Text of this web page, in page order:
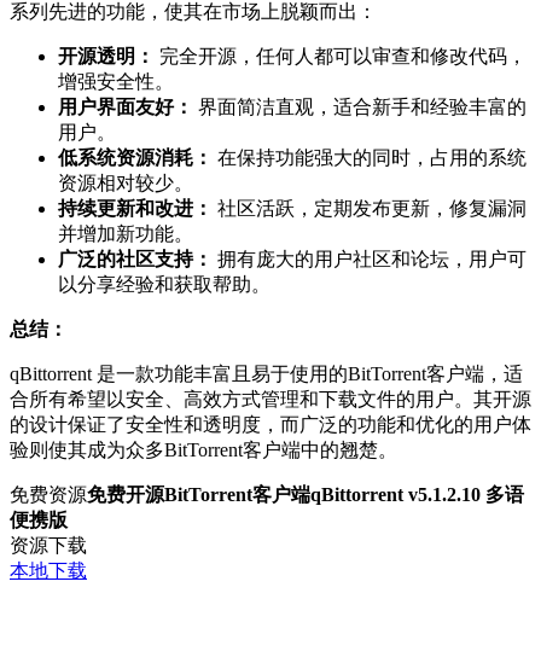
系列先进的功能，使其在市场上脱颖而出：
开源透明：
完全开源，任何人都可以审查和修改代码，
增强安全性。
用户界面友好： 界面简洁直观，适合新手和经验丰富的
用户。
低系统资源消耗： 在保持功能强大的同时，占用的系统
资源相对较少。
持续更新和改进： 社区活跃，定期发布更新，修复漏洞
并增加新功能。
广泛的社区支持： 拥有庞大的用户社区和论坛，用户可
以分享经验和获取帮助。
总结：
qBittorrent 是一款功能丰富且易于使用的BitTorrent客户端，适
合所有希望以安全、高效方式管理和下载文件的用户。其开源
的设计保证了安全性和透明度，而广泛的功能和优化的用户体
验则使其成为众多BitTorrent客户端中的翘楚。
免费资源免费开源BitTorrent客户端qBittorrent v5.1.2.10 多语
便携版
资源下载
本地下载